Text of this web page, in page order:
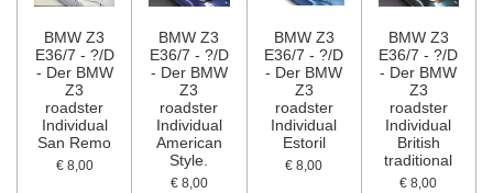
BMW Z3
E36/7 - ?/D
- Der BMW
Z3
roadster
Individual
San Remo
€ 8,00
BMW Z3
E36/7 - ?/D
- Der BMW
Z3
roadster
Individual
American
Style.
€ 8,00
BMW Z3
E36/7 - ?/D
- Der BMW
Z3
roadster
Individual
Estoril
€ 8,00
BMW Z3
E36/7 - ?/D
- Der BMW
Z3
roadster
Individual
British
traditional
€ 8,00